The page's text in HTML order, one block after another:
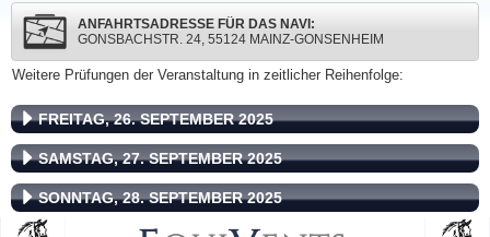
ANFAHRTSADRESSE FÜR DAS NAVI:
GONSBACHSTR. 24, 55124 MAINZ-GONSENHEIM
Weitere Prüfungen der Veranstaltung in zeitlicher Reihenfolge:
FREITAG, 26. SEPTEMBER 2025
SAMSTAG, 27. SEPTEMBER 2025
SONNTAG, 28. SEPTEMBER 2025